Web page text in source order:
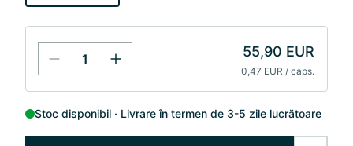
55,90 EUR
0,47 EUR / caps.
Stoc disponibil Livrare în termen de 3-5 zile lucrătoare